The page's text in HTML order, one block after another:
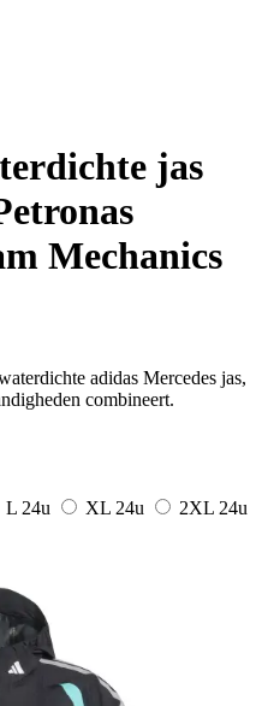
jas
Mechanics
adidas Mercedes jas,
combineert.
L 24u XL 24u 2XL 24u